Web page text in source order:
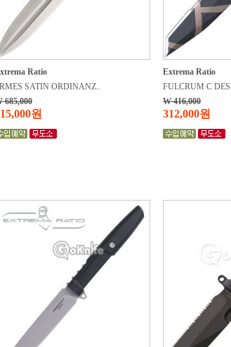
Ratio
SATIN ORDINANZ..
685,000
원
Extrema Ratio
FULCRUM C
W 416,000
312,000원